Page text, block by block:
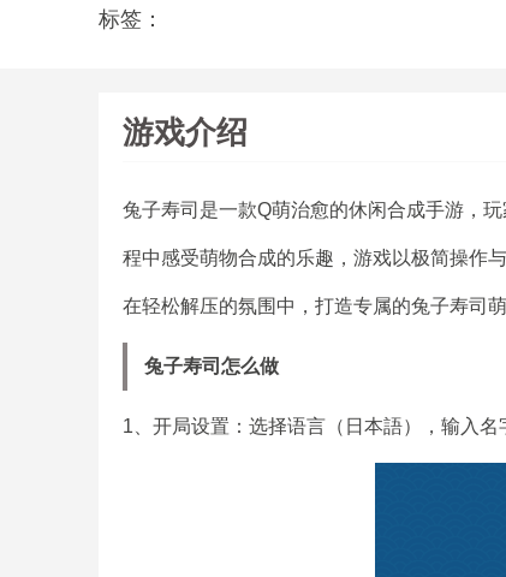
标签：
游戏介绍
兔子寿司是一款Q萌治愈的休闲合成手游，
程中感受萌物合成的乐趣，游戏以极简操作
在轻松解压的氛围中，打造专属的兔子寿司
兔子寿司怎么做
1、开局设置：选择语言（日本語），输入名